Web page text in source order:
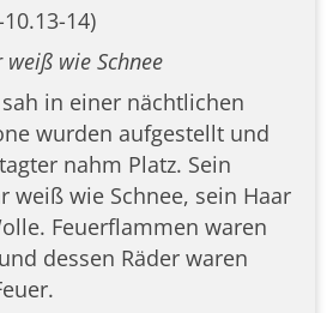
14)
wie Schnee
in einer nächtlichen
wurden aufgestellt und
nahm Platz. Sein
weiß wie Schnee, sein Haar
Feuerflammen waren
dessen Räder waren